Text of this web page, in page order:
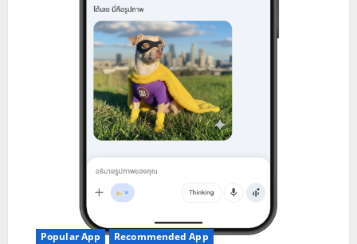
Popular App Recommended App